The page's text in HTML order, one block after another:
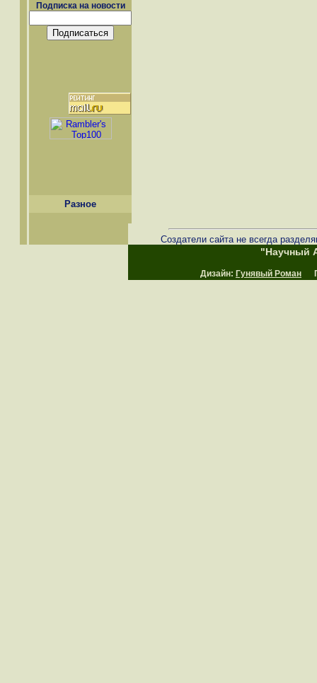
Подписка на новости
Разное
Создатели сайта не всегда
"Научный
Дизайн: Гунявый Роман